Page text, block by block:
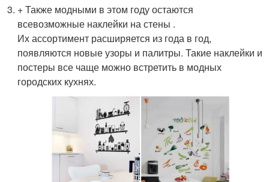
+ Также модными в этом году остаются
всевозможные наклейки на стены .
Их ассортимент расширяется из года в год,
появляются новые узоры и палитры. Такие наклейки и
постеры все чаще можно встретить в модных
городских кухнях.